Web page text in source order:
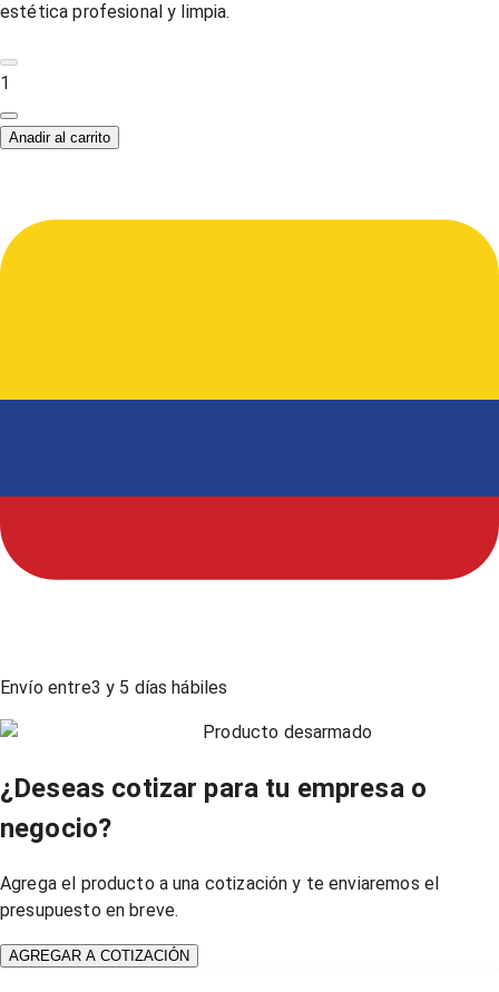
estética profesional y limpia.
1
Anadir al carrito
Envío entre3 y 5 días hábiles
Producto desarmado
¿Deseas cotizar para tu empresa o
negocio?
Agrega el producto a una cotización y te enviaremos el
presupuesto en breve.
AGREGAR A COTIZACIÓN